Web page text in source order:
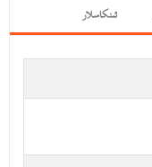
ئىنكاسلار